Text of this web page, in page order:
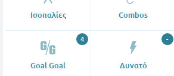
Ισοπαλίες Combos
Goal Goal
4
Δυνατό
-